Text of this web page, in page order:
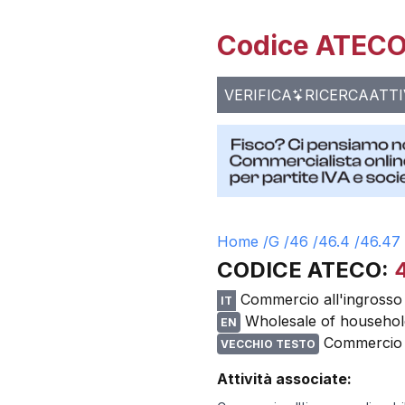
Codice
VERIFICA RICERCA
Home /G /46 /46.4 /46.47
CODICE ATECO:
IT Commercio
EN Wholesale of
VECCHIO TESTO
Attività associate: